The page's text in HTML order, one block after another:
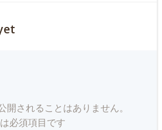
開されることはありません。
必須項目です